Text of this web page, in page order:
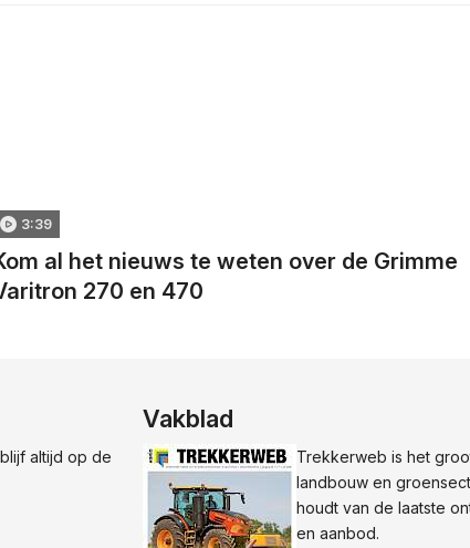
3:39
al het nieuws te weten over de Grimme
270 en 470
altijd op de
Vakblad
Trekkerweb is het
landbouw en
houdt van de laatste
en aanbod.